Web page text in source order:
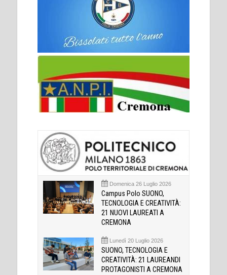
Domenica 26 Luglio 2026
Campus Polo SUONO,
TECNOLOGIA E CREATIVITÀ:
21 NUOVI LAUREATI A
CREMONA
Lunedì 20 Luglio 2026
SUONO, TECNOLOGIA E
CREATIVITÀ: 21 LAUREANDI
PROTAGONISTI A CREMONA